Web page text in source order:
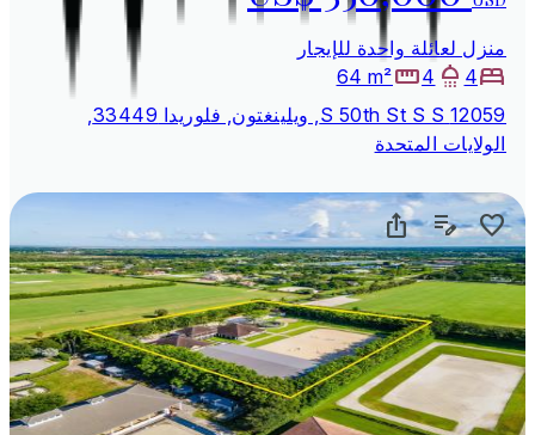
منزل لعائلة واحدة للإيجار
4
4
64 m²
الولايات المتحدة